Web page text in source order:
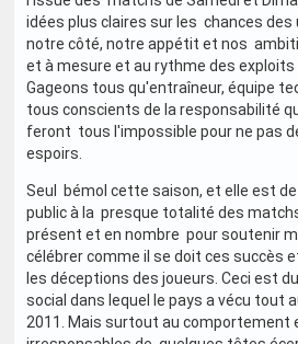
idées plus claires sur les chances des
notre côté, notre appétit et nos
et à mesure et au rythme des
Gageons tous qu'entraîneur, équipe
tous conscients de la responsabilité
feront tous l'impossible pour ne pas
espoirs.
Seul bémol cette saison, et elle est
public à la presque totalité des
présent et en nombre pour soutenir
célébrer comme il se doit ces succès
les déceptions des joueurs. Ceci est
social dans lequel le pays a vécu tout
2011. Mais surtout au comportement